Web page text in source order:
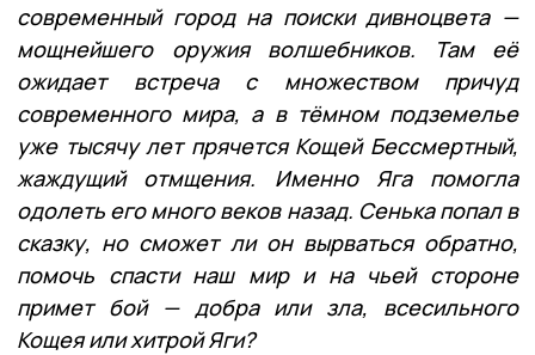
современный город на поиски дивноцвета —
мощнейшего оружия волшебников. Там её
ожидает встреча с множеством причуд
современного мира, а в тёмном подземелье
уже тысячу лет прячется Кощей Бессмертный,
жаждущий отмщения. Именно Яга помогла
одолеть его много веков назад. Сенька попал в
сказку, но сможет ли он вырваться обратно,
помочь спасти наш мир и на чьей стороне
примет бой — добра или зла, всесильного
Кощея или хитрой Яги?